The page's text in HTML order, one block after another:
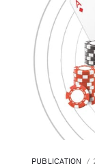
PUBLICATION